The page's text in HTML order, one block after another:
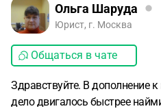
Ольга Шаруда
Юрист, г. Москва
Общаться в чате
Здравствуйте. В дополнение
дело двигалось быстрее